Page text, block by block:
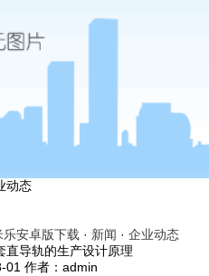
动态
安卓版下载 · 新闻 · 企业动态
直导轨的生产设计原理
01 作者：admin